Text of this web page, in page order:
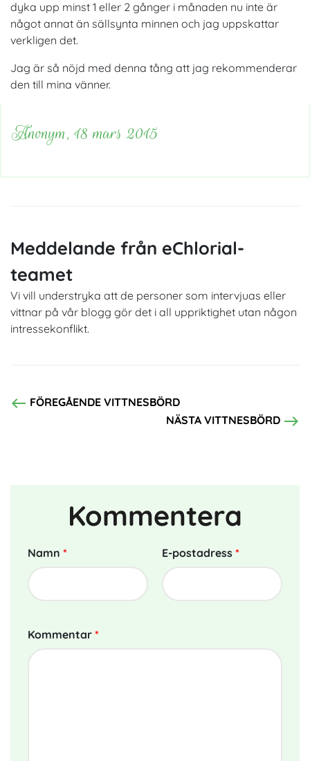
dyka upp minst 1 eller 2 gånger i månaden nu inte är
något annat än sällsynta minnen och jag uppskattar
verkligen det.
Jag är så nöjd med denna tång att jag rekommenderar
den till mina vänner.
Anonym, 18 mars 2015
Meddelande från eChlorial-
teamet
Vi vill understryka att de personer som intervjuas eller
vittnar på vår blogg gör det i all uppriktighet utan någon
intressekonflikt.
west FÖREGÅENDE VITTNESBÖRD
NÄSTA VITTNESBÖRD east
Kommentera
Namn * E-postadress *
Kommentar *